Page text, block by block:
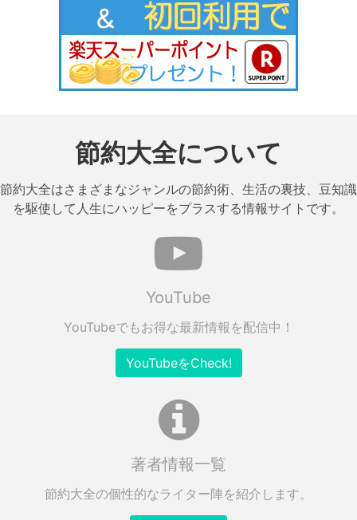
節約大全について
節約大全はさまざまなジャンルの節約術、生活の裏技、豆知識
を駆使して人生にハッピーをプラスする情報サイトです。
YouTube
YouTubeでもお得な最新情報を配信中！
YouTubeをCheck!
著者情報一覧
節約大全の個性的なライター陣を紹介します。